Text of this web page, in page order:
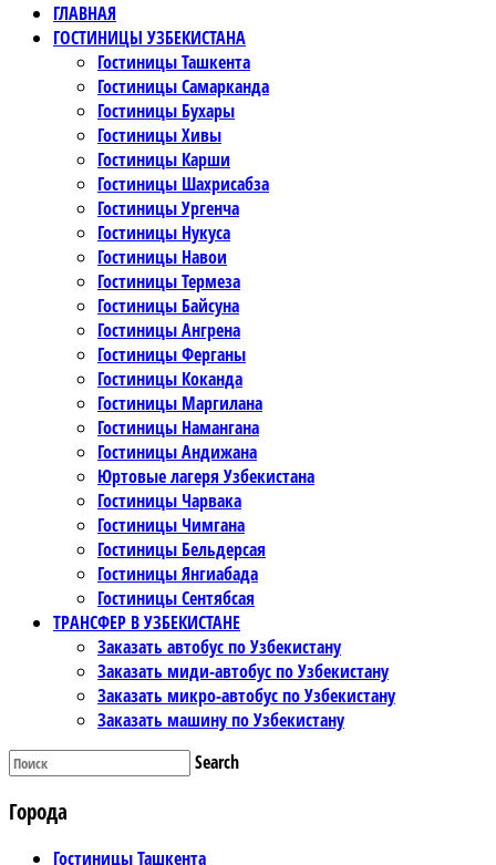
ГЛАВНАЯ
ГОСТИНИЦЫ УЗБЕКИСТАНА
Гостиницы Ташкента
Гостиницы Самарканда
Гостиницы Бухары
Гостиницы Хивы
Гостиницы Карши
Гостиницы Шахрисабза
Гостиницы Ургенча
Гостиницы Нукуса
Гостиницы Навои
Гостиницы Термеза
Гостиницы Байсуна
Гостиницы Ангрена
Гостиницы Ферганы
Гостиницы Коканда
Гостиницы Маргилана
Гостиницы Намангана
Гостиницы Андижана
Юртовые лагеря Узбекистана
Гостиницы Чарвака
Гостиницы Чимгана
Гостиницы Бельдерсая
Гостиницы Янгиабада
Гостиницы Сентябсая
ТРАНСФЕР В УЗБЕКИСТАНЕ
Заказать автобус по Узбекистану
Заказать миди-автобус по Узбекистану
Заказать микро-автобус по Узбекистану
Заказать машину по Узбекистану
Search
Города
Гостиницы Ташкента